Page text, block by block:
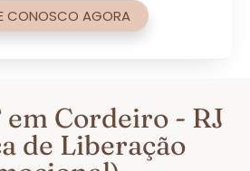
CONOSCO AGORA
em Cordeiro - RJ
de Liberação